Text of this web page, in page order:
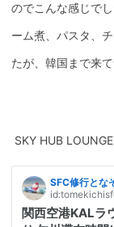
のでこんな感じで
ーム煮、パスタ、
たが、韓国まで来
SKY HUB